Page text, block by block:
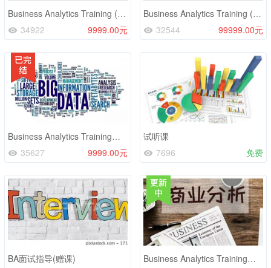
Business Analytics Training (2021.5.11)
34922
9999.00元
Business Analytics Training (3.1)
32544
99999.00元
Business Analytics Training（12.14）
35627
9999.00元
试听课
7696
免费
BA面试指导(赠课)
Business Analytics Training（8.31）